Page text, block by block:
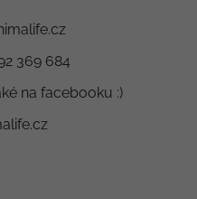
369 684
na facebooku :)